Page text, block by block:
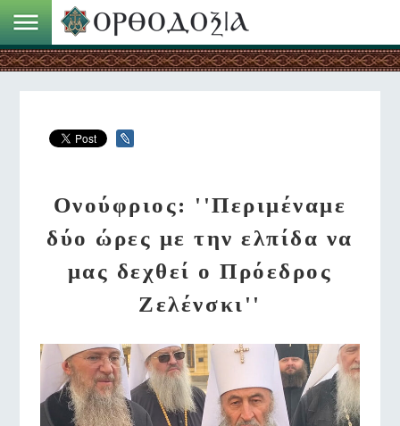
Ονούφριος: ''Περιμέναμε
δύο ώρες με την ελπίδα να
μας δεχθεί ο Πρόεδρος
Ζελένσκι''